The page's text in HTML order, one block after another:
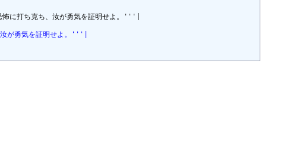
打ち克ち、汝が勇気を証明せよ。'''|
が勇気を証明せよ。'''|